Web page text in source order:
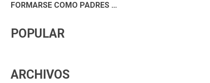
FORMARSE COMO PADRES …
POPULAR
ARCHIVOS